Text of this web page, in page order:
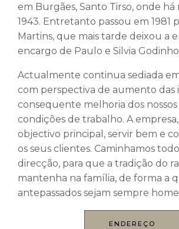
em Burgães, Santo Tirso, onde há
1943. Entretanto passou em 1981
Martins, que mais tarde deixou a
encargo de Paulo e Silvia
Actualmente continua sediada
com perspectiva de aumento das
consequente melhoria dos nossos
condições de trabalho. A
objectivo principal, servir bem e
os seus clientes. Caminhamos
direcção, para que a tradição do
mantenha na família, de forma a
antepassados sejam sempre
ENDEREÇO